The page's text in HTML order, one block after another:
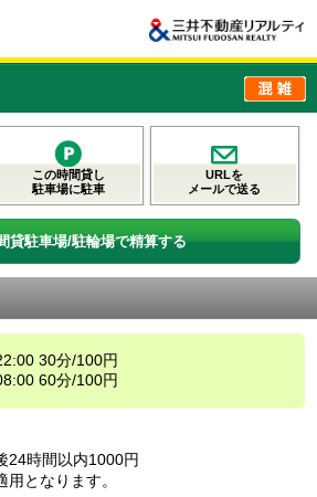
この時間貸し
駐車場に駐車
URLを
メールで送る
貸駐車場/駐輪場で精算する
30分/100円
60分/100円
24時間以内1000円
となります。